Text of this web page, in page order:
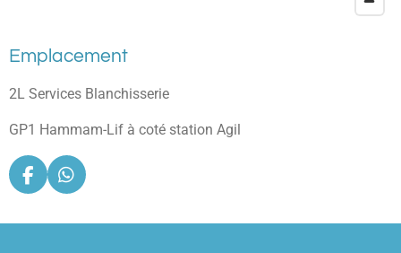
Emplacement
2L Services Blanchisserie
GP1 Hammam-Lif à coté station Agil
F
a
W
h